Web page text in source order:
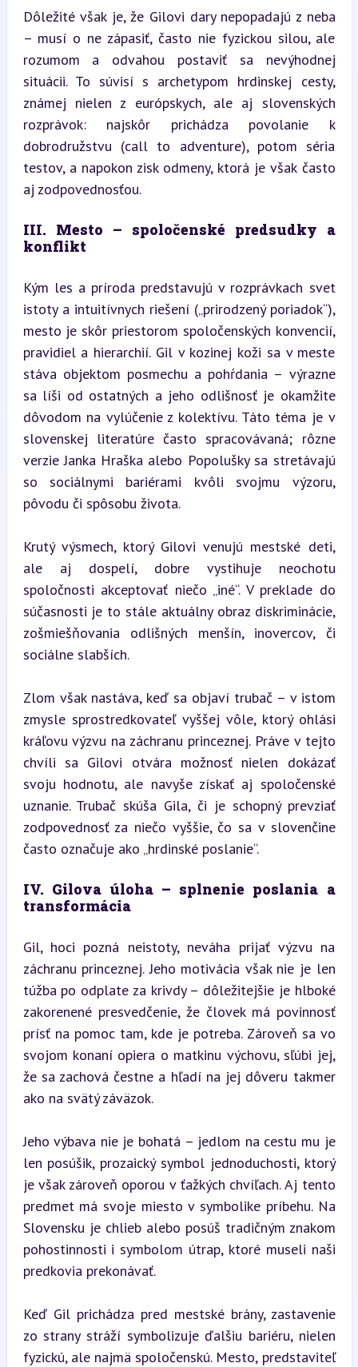
Dôležité však je, že Gilovi dary nepopadajú z neba
– musí o ne zápasiť, často nie fyzickou silou, ale
rozumom a odvahou postaviť sa nevýhodnej
situácii. To súvisí s archetypom hrdinskej cesty,
známej nielen z európskych, ale aj slovenských
rozprávok: najskôr prichádza povolanie k
dobrodružstvu (call to adventure), potom séria
testov, a napokon zisk odmeny, ktorá je však často
aj zodpovednosťou.
III. Mesto – spoločenské predsudky a
konflikt
Kým les a príroda predstavujú v rozprávkach svet
istoty a intuitívnych riešení („prirodzený poriadok“),
mesto je skôr priestorom spoločenských konvencií,
pravidiel a hierarchií. Gil v kozinej koži sa v meste
stáva objektom posmechu a pohŕdania – výrazne
sa líši od ostatných a jeho odlišnosť je okamžite
dôvodom na vylúčenie z kolektívu. Táto téma je v
slovenskej literatúre často spracovávaná; rôzne
verzie Janka Hraška alebo Popolušky sa stretávajú
so sociálnymi bariérami kvôli svojmu výzoru,
pôvodu či spôsobu života.
Krutý výsmech, ktorý Gilovi venujú mestské deti,
ale aj dospelí, dobre vystihuje neochotu
spoločnosti akceptovať niečo „iné“. V preklade do
súčasnosti je to stále aktuálny obraz diskriminácie,
zošmiešňovania odlišných menšín, inovercov, či
sociálne slabších.
Zlom však nastáva, keď sa objaví trubač – v istom
zmysle sprostredkovateľ vyššej vôle, ktorý ohlási
kráľovu výzvu na záchranu princeznej. Práve v tejto
chvíli sa Gilovi otvára možnosť nielen dokázať
svoju hodnotu, ale navyše získať aj spoločenské
uznanie. Trubač skúša Gila, či je schopný prevziať
zodpovednosť za niečo vyššie, čo sa v slovenčine
často označuje ako „hrdinské poslanie“.
IV. Gilova úloha – splnenie poslania a
transformácia
Gil, hoci pozná neistoty, neváha prijať výzvu na
záchranu princeznej. Jeho motivácia však nie je len
túžba po odplate za krivdy – dôležitejšie je hlboké
zakorenené presvedčenie, že človek má povinnosť
prísť na pomoc tam, kde je potreba. Zároveň sa vo
svojom konaní opiera o matkinu výchovu, sľúbi jej,
že sa zachová čestne a hľadí na jej dôveru takmer
ako na svätý záväzok.
Jeho výbava nie je bohatá – jedlom na cestu mu je
len posúšik, prozaický symbol jednoduchosti, ktorý
je však zároveň oporou v ťažkých chvíľach. Aj tento
predmet má svoje miesto v symbolike príbehu. Na
Slovensku je chlieb alebo posúš tradičným znakom
pohostinnosti i symbolom útrap, ktoré museli naši
predkovia prekonávať.
Keď Gil prichádza pred mestské brány, zastavenie
zo strany stráží symbolizuje ďalšiu bariéru, nielen
fyzickú, ale najmä spoločenskú. Mesto, predstaviteľ